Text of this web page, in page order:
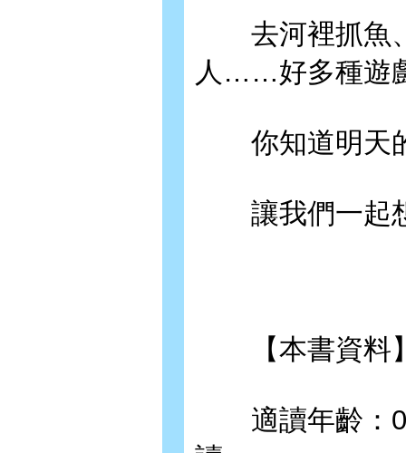
去河裡抓魚、
人……好多種遊
你知道明天的
讓我們一起
【本書資料
適讀年齡：